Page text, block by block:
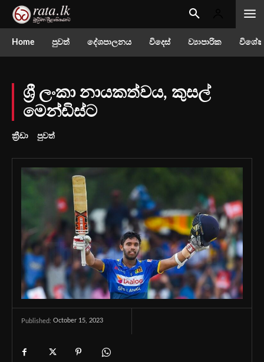
Home පුවත් දේශපාලනය විදෙස් ව්‍යාපාරික
ශ්‍රී ලංකා නායකත්වය, කුසල්
මෙන්ඩිස්ට
ක්‍රීඩා පුවත්
Published: October 15, 2023